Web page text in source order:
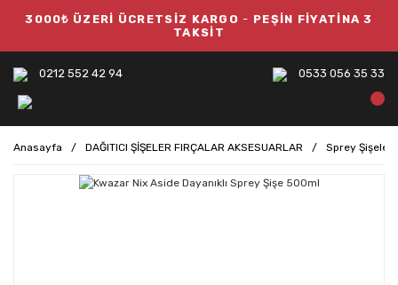
3000₺ ÜZERİ ÜCRETSİZ KARGO - PEŞİN FİYATİNA 3
TAKSİT
0212 552 42 94 0533 056 35 33
Anasayfa DAĞITICI ŞİŞELER FIRÇALAR AKSESUARLAR Sprey Şişeler